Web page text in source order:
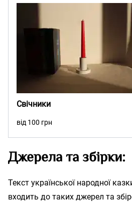
Свічники
від 100 грн
Джерела та збірки:
Текст української народної
входить до таких джерел та